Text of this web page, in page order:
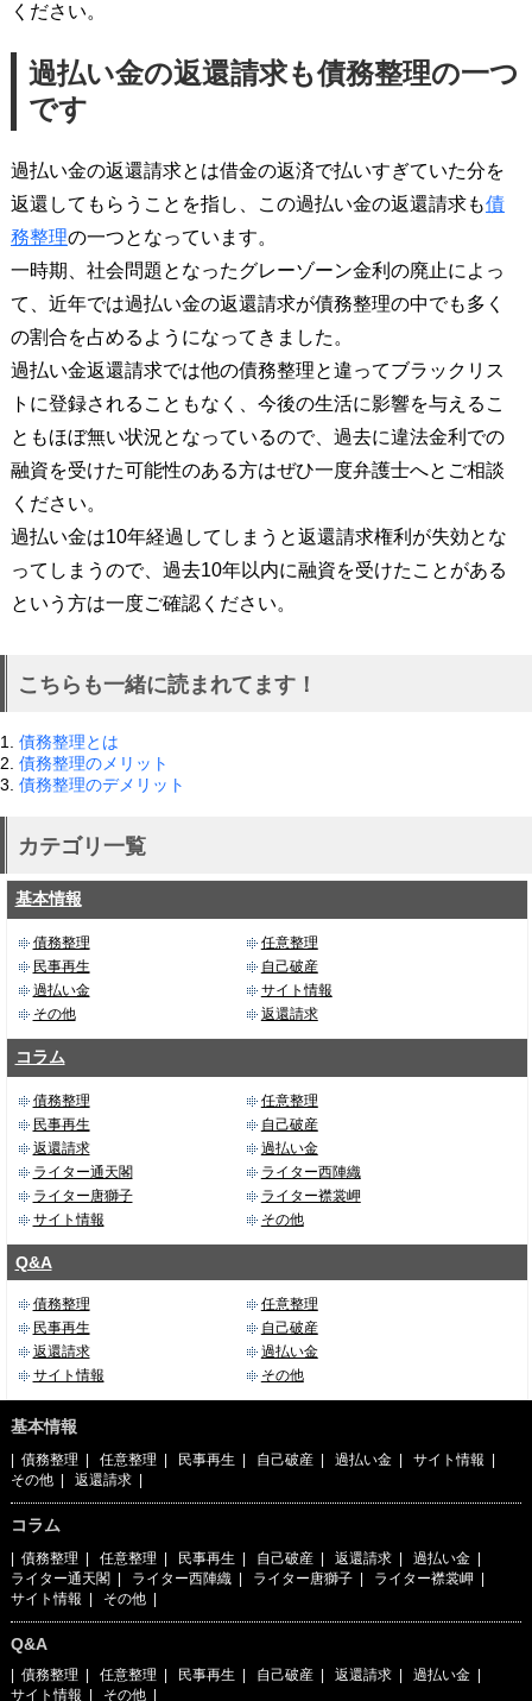
ください。
過払い金の返還請求も債務整理の一つ
です
過払い金の返還請求とは借金の返済で払いすぎていた分を
返還してもらうことを指し、この過払い金の返還請求も債
務整理の一つとなっています。
一時期、社会問題となったグレーゾーン金利の廃止によっ
て、近年では過払い金の返還請求が債務整理の中でも多く
の割合を占めるようになってきました。
過払い金返還請求では他の債務整理と違ってブラックリス
トに登録されることもなく、今後の生活に影響を与えるこ
ともほぼ無い状況となっているので、過去に違法金利での
融資を受けた可能性のある方はぜひ一度弁護士へとご相談
ください。
過払い金は10年経過してしまうと返還請求権利が失効とな
ってしまうので、過去10年以内に融資を受けたことがある
という方は一度ご確認ください。
こちらも一緒に読まれてます！
1. 債務整理とは
2. 債務整理のメリット
3. 債務整理のデメリット
カテゴリ一覧
基本情報
債務整理
任意整理
民事再生
自己破産
過払い金
サイト情報
その他
返還請求
コラム
債務整理
任意整理
民事再生
自己破産
返還請求
過払い金
ライター通天閣
ライター西陣織
ライター唐獅子
ライター襟裳岬
サイト情報
その他
Q&A
債務整理
任意整理
民事再生
自己破産
返還請求
過払い金
サイト情報
その他
基本情報
債務整理 任意整理 民事再生 自己破産| 過払い金| サイト情報
その他| 返還請求|
コラム
債務整理 任意整理 民事再生 自己破産| 返還請求| 過払い金|
ライター通天閣
ライター西陣織| ライター唐獅子| ライター襟裳岬
サイト情報
その他|
Q&A
債務整理 任意整理 民事再生 自己破産| 返還請求| 過払い金|
サイト情報
その他|